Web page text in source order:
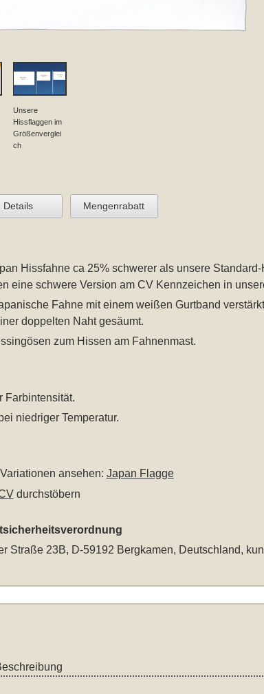
Unsere
Hissflaggen im
Größenverglei
ch
Details Mengenrabatt
Hissfahne ca 25% schwerer als unsere
eine schwere Version am CV Kennzeichen in
Fahne mit einem weißen Gurtband
doppelten Naht gesäumt.
zum Hissen am Fahnenmast.
Farbintensität.
niedriger Temperatur.
ansehen: Japan Flagge
durchstöbern
Straße 23B, D-59192 Bergkamen, Deutschland,